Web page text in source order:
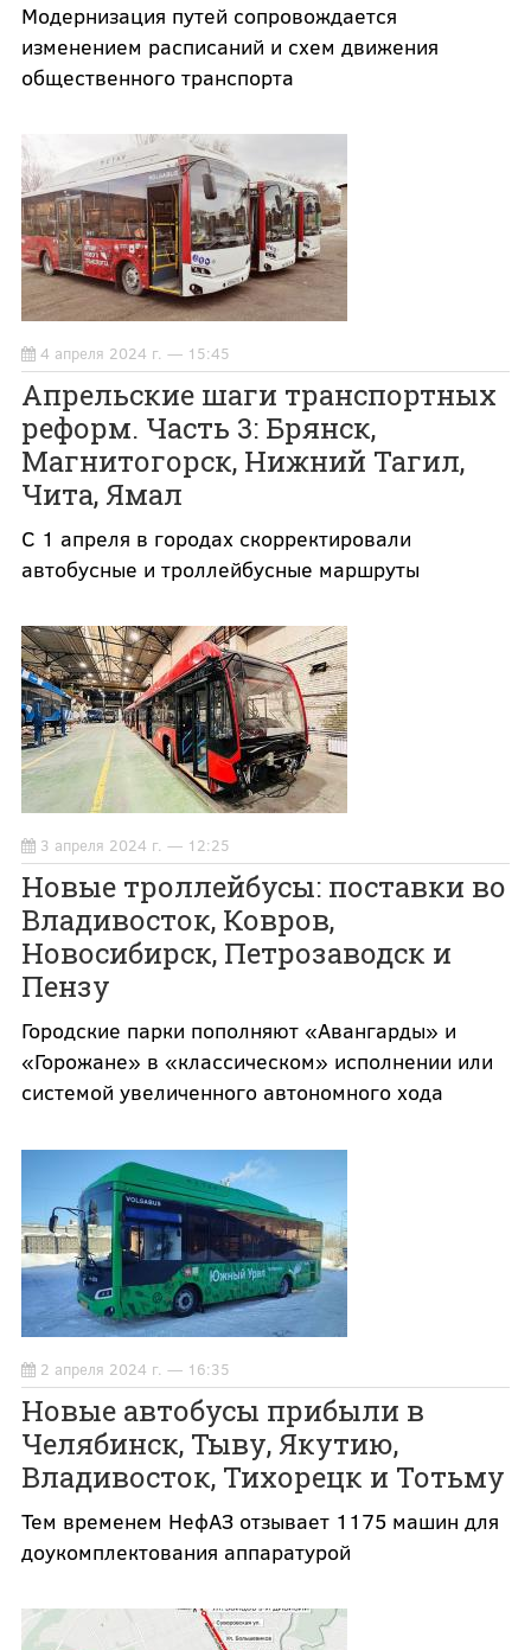
Модернизация путей сопровождается
изменением расписаний и схем движения
общественного транспорта
4 апреля 2024 г. — 15:45
Апрельские шаги транспортных
реформ. Часть 3: Брянск,
Магнитогорск, Нижний Тагил,
Чита, Ямал
С 1 апреля в городах скорректировали
автобусные и троллейбусные маршруты
3 апреля 2024 г. — 12:25
Новые троллейбусы: поставки во
Владивосток, Ковров,
Новосибирск, Петрозаводск и
Пензу
Городские парки пополняют «Авангарды» и
«Горожане» в «классическом» исполнении или
системой увеличенного автономного хода
2 апреля 2024 г. — 16:35
Новые автобусы прибыли в
Челябинск, Тыву, Якутию,
Владивосток, Тихорецк и Тотьму
Тем временем НефАЗ отзывает 1175 машин для
доукомплектования аппаратурой